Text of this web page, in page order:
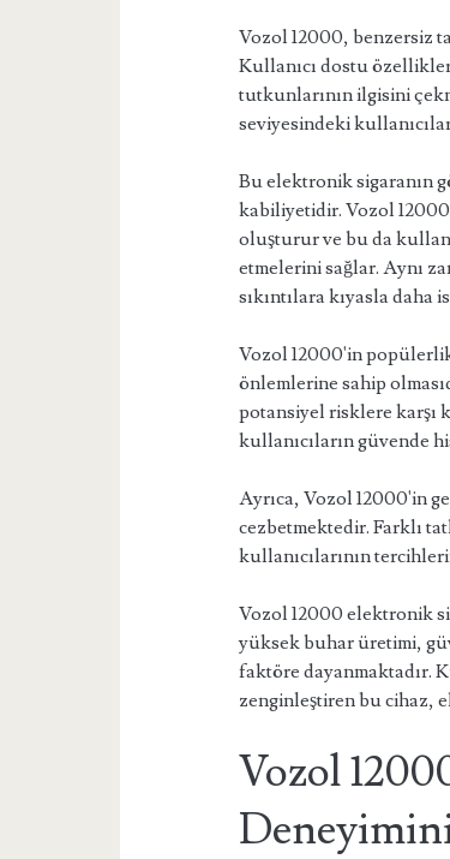
Vozol 12000, benzersiz
Kullanıcı dostu
tutkunlarının ilgisini
seviyesindeki
Bu elektronik sigaranın
kabiliyetidir. Vozol
oluşturur ve bu da
etmelerini sağlar. Aynı
sıkıntılara kıyasla daha
Vozol 12000'in
önlemlerine sahip
potansiyel risklere karşı
kullanıcıların güvende
Ayrıca, Vozol 12000'in
cezbetmektedir. Farklı
kullanıcılarının
Vozol 12000 elektronik
yüksek buhar üretimi,
faktöre dayanmaktadır.
zenginleştiren bu cihaz,
Vozol